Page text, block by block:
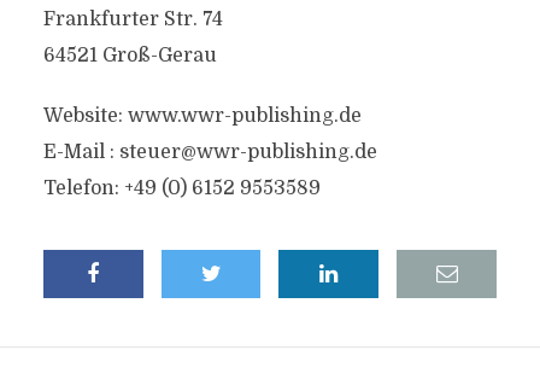
Frankfurter Str. 74
64521 Groß-Gerau
Website: www.wwr-publishing.de
E-Mail : steuer@wwr-publishing.de
Telefon: +49 (0) 6152 9553589